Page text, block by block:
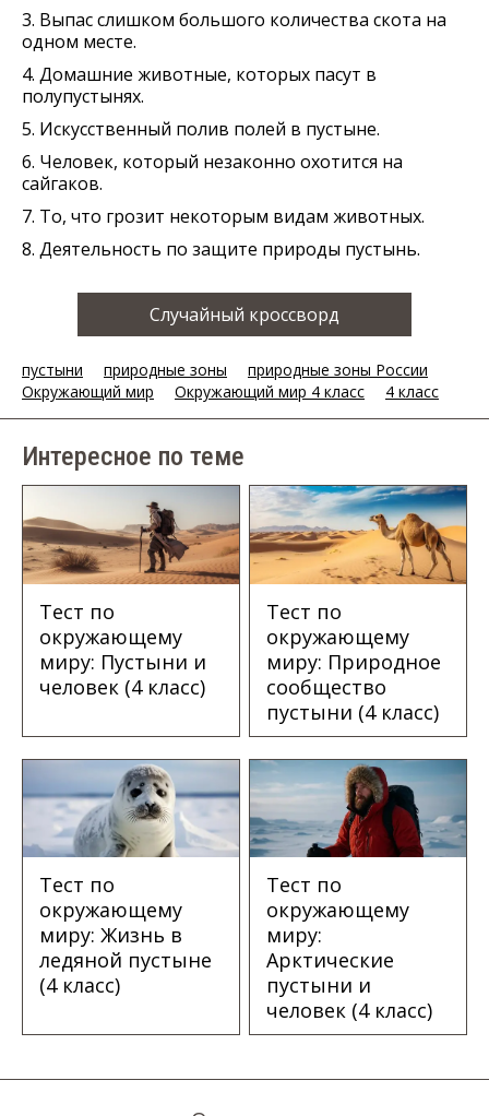
3. Выпас слишком большого количества скота на
одном месте.
4. Домашние животные, которых пасут в
полупустынях.
5. Искусственный полив полей в пустыне.
6. Человек, который незаконно охотится на
сайгаков.
7. То, что грозит некоторым видам животных.
8. Деятельность по защите природы пустынь.
Случайный кроссворд
пустыни природные зоны
природные зоны России
Окружающий мир
Окружающий мир 4 класс 4 класс
Интересное по теме
Тест по
окружающему
миру: Пустыни и
человек (4 класс)
Тест по
окружающему
миру: Природное
сообщество
пустыни (4 класс)
Тест по
окружающему
миру: Жизнь в
ледяной пустыне
(4 класс)
Тест по
окружающему
миру:
Арктические
пустыни и
человек (4 класс)